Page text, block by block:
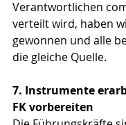
Verantwortlichen
verteilt wird, haben
gewonnen und alle
die gleiche Quelle.
7. Instrumente
FK vorbereiten